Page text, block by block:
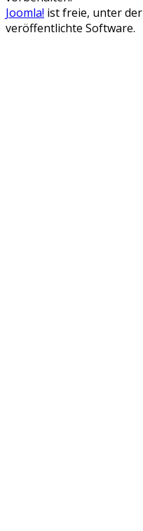
Joomla! ist freie, unter der
veröffentlichte Software.